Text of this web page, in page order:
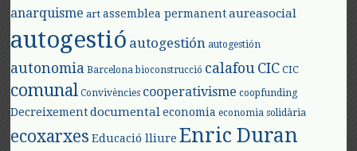
anarquisme art assemblea permanent aureasocial
autogestió autogestión autogestión
autonomia Barcelona bioconstrucció calafouCIC CIC
comunal Convivències cooperativisme coopfunding
Decreixement documental economia economia solidària
ecoxarxes Educació lliure Enric Duran